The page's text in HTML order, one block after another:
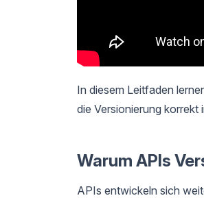
In diesem Leitfaden
die Versionierung korrekt
Warum APIs
APIs entwickeln sich